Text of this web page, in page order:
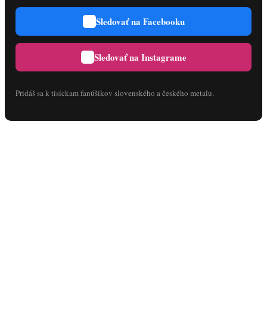
Sledovať na Facebooku
Sledovať na Instagrame
Pridáš sa k tisíckam fanúšikov slovenského a českého metalu.